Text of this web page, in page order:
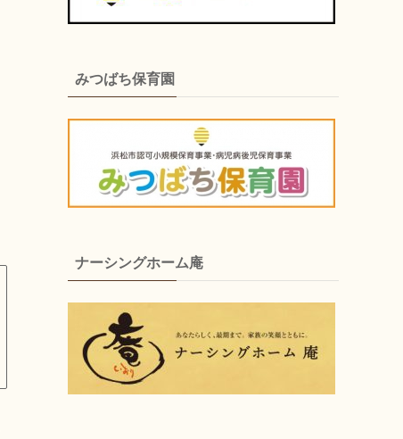
みつばち保育園
ナーシングホーム庵